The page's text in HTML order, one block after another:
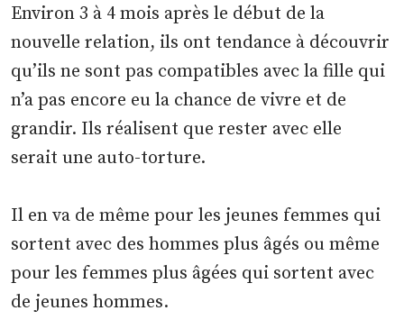
Environ 3 à 4 mois après le début de la
nouvelle relation, ils ont tendance à découvrir
qu’ils ne sont pas compatibles avec la fille qui
n’a pas encore eu la chance de vivre et de
grandir. Ils réalisent que rester avec elle
serait une auto-torture.
Il en va de même pour les jeunes femmes qui
sortent avec des hommes plus âgés ou même
pour les femmes plus âgées qui sortent avec
de jeunes hommes.